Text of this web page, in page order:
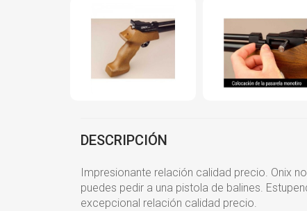
DESCRIPCIÓN
Impresionante relación calidad precio. Onix
puedes pedir a una pistola de balines.
excepcional relación calidad precio.